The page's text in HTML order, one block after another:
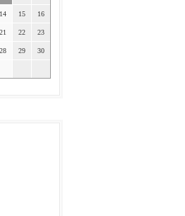
14 15 16
21 22 23
28 29 30